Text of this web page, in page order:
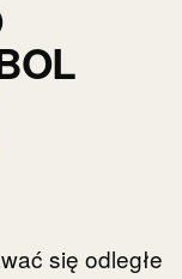
się odległe